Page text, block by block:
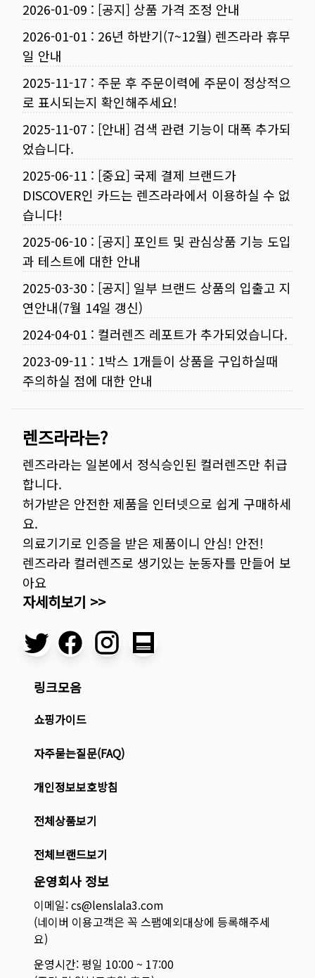
2026-01-09 : [공지] 상품 가격 조정 안내
2026-01-01 : 26년 하반기(7~12월) 렌즈라라 휴무
일 안내
2025-11-17 : 주문 후 주문이력에 주문이 정상적으
로 표시되는지 확인해주세요!
2025-11-07 : [안내] 검색 관련 기능이 대폭 추가되
었습니다.
2025-06-11 : [중요] 국제 결제 브랜드가
DISCOVER인 카드는 렌즈라라에서 이용하실 수 없
습니다!
2025-06-10 : [공지] 포인트 및 관심상품 기능 도입
과 테스트에 대한 안내
2025-03-30 : [공지] 일부 브랜드 상품의 입출고 지
연안내(7월 14일 갱신)
2024-04-01 : 컬러렌즈 레포트가 추가되었습니다.
2023-09-11 : 1박스 1개들이 상품을 구입하실때
주의하실 점에 대한 안내
렌즈라라는?
렌즈라라는 일본에서 정식승인된 컬러렌즈만 취급
합니다.
허가받은 안전한 제품을 인터넷으로 쉽게 구매하세
요.
의료기기로 인증을 받은 제품이니 안심! 안전!
렌즈라라 컬러렌즈로 생기있는 눈동자를 만들어 보
아요
자세히보기 >>
링크모음
쇼핑가이드
자주묻는질문(FAQ)
개인정보보호방침
전체상품보기
전체브랜드보기
운영회사 정보
이메일: cs@lenslala3.com
(네이버 이용고객은 꼭 스팸예외대상에 등록해주세
요)
운영시간: 평일 10:00 ~ 17:00